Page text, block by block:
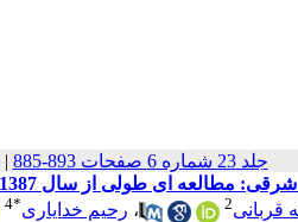
جلد 23 شماره 6 صفحات 893-885 |
ای طولی از سال 1387 تا 1396
قربانی2 ، رحیم خدایاری*
4